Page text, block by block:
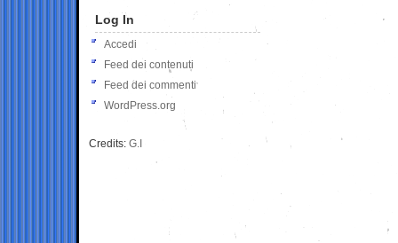
Log In
Accedi
Feed dei contenuti
Feed dei commenti
WordPress.org
Credits: G.I